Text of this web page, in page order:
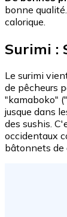
bonne
calorique.
Surimi :
Le surimi
de pêcheurs
"kamaboko"
jusque dans
des sushis.
occidentaux
bâtonnets de